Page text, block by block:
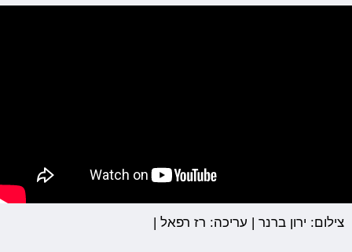
צילום: ירון ברנר | עריכה: רז רפאל |